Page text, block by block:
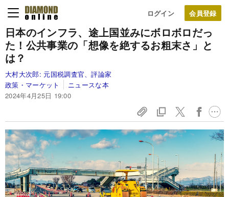
ログイン
日本のインフラ、途上国並みにボロボロだっ
た！公共事業の「想像を絶するお粗末さ」と
は？
大村大次郎: 元国税調査官、評論家
政策・マーケット
ニュースな本
2024年4月25日 19:00